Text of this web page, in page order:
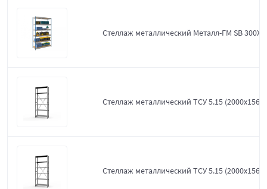
Стеллаж металлический Металл-ГМ SB
Стеллаж металлический ТСУ 5.15
Стеллаж металлический ТСУ 5.15